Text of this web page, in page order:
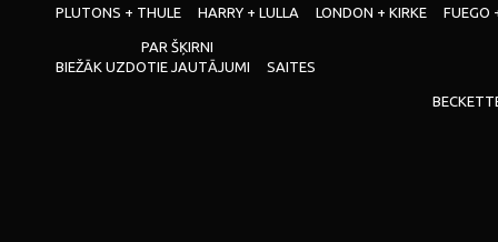
PLUTONS + THULE
HARRY + LULLA LONDON + KIRKE FUEGO
PAR ŠĶIRNI
BIEŽĀK UZDOTIE JAUTĀJUMI
SAITES